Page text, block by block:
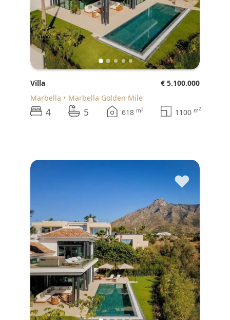
Villa
€ 5.100.000
Marbella
Marbella Golden Mile
4 5 618 m2 1100 m2
♥